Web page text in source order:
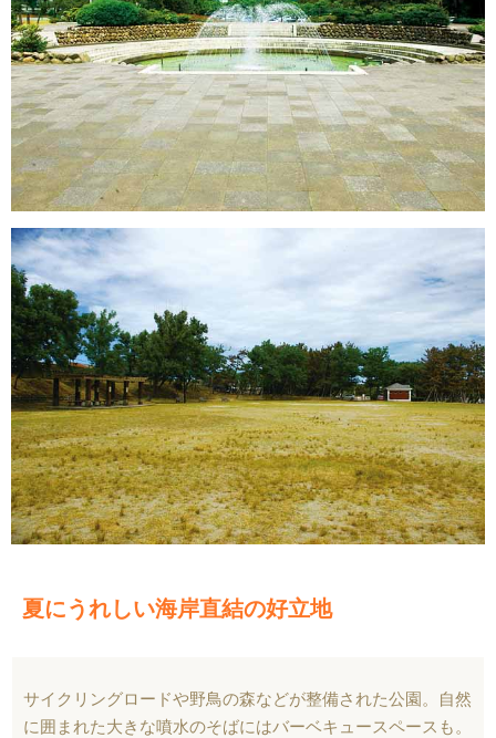
夏にうれしい海岸直結の好立地
サイクリングロードや野鳥の森などが整備された公園。自然
に囲まれた大きな噴水のそばにはバーベキュースペースも。